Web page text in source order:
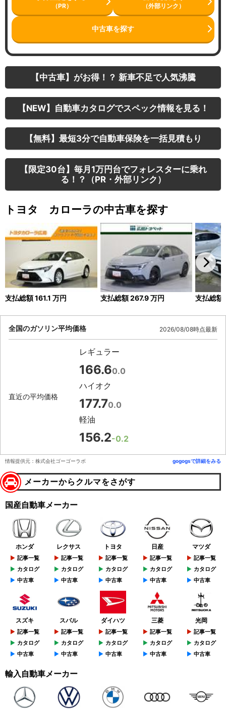
（PR） （外部リンク）
中古車を探す
【中古車】がお得！？ 新車不足で人気沸騰
【NEW】自動車カタログでスペック情報を見る！
【無料】最短3分で自動車保険を一括見積もり
【限定30台】毎月1万円台でフォレスターに乗れ
る！？（PR・外部リンク）
トヨタ カローラの中古車を探す
支払総額161.1 万円 支払総額267.9万円 支払総額
全国のガソリン平均価格 2026/08/08時点最新
直近の平均価格
レギュラー
166.60.0
ハイオク
177.70.0
軽油
156.2-0.2
情報提供元：株式会社ゴーゴーラボ gogogsで詳細をみる
メーカーからクルマをさがす
国産自動車メーカー
ホンダ
記事一覧
カタログ
中古車
レクサス
記事一覧
カタログ
中古車
トヨタ
記事一覧
カタログ
中古車
日産
記事一覧
カタログ
中古車
マツダ
記事一覧
カタログ
中古車
スズキ
記事一覧
カタログ
中古車
スバル
記事一覧
カタログ
中古車
ダイハツ
記事一覧
カタログ
中古車
三菱
記事一覧
カタログ
中古車
光岡
記事一覧
カタログ
中古車
輸入自動車メーカー